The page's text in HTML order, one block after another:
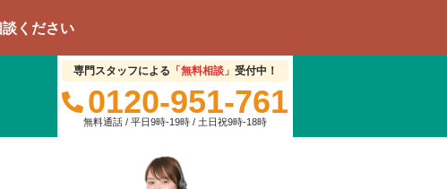
専門スタッフによる 「無料相談」 受付中！
0120-951-761
無料通話 / 平日9時-19時 / 土日祝9時-18時